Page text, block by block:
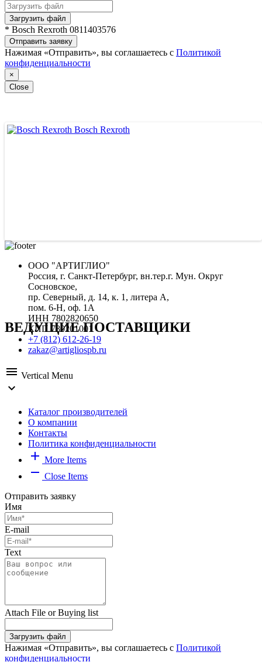
Загрузить файл
* Bosch Rexroth 0811403576
Отправить заявку
Нажимая «Отправить», вы соглашаетесь с Политикой
конфиденциальности
×
Close
ВЕДУЩИЕ ПОСТАВЩИКИ
Bosch Rexroth
ООО "АРТИГЛИО"
Россия, г. Санкт-Петербург, вн.тер.г. Мун. Округ
Сосновское,
пр. Северный, д. 14, к. 1, литера А,
пом. 6-Н, оф. 1А
ИНН 7802820650
КПП 780201001
+7 (812) 612-26-19
zakaz@artigliospb.ru
menu Vertical Menu
expand_more
Каталог производителей
О компании
Контакты
Политика конфиденциальности
add More Items
remove Close Items
Отправить заявку
Имя
E-mail
Text
Attach File or Buying list
Загрузить файл
Нажимая «Отправить», вы соглашаетесь с Политикой
конфиденциальности